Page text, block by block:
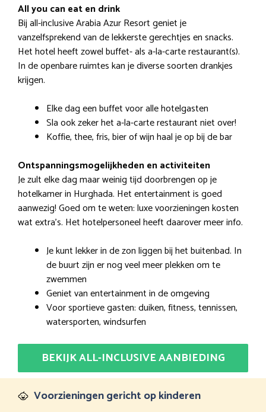
All you can eat en drink
Bij all-inclusive Arabia Azur Resort geniet je
vanzelfsprekend van de lekkerste gerechtjes en snacks.
Het hotel heeft zowel buffet- als a-la-carte restaurant(s).
In de openbare ruimtes kan je diverse soorten drankjes
krijgen.
Elke dag een buffet voor alle hotelgasten
Sla ook zeker het a-la-carte restaurant niet over!
Koffie, thee, fris, bier of wijn haal je op bij de bar
Ontspanningsmogelijkheden en activiteiten
Je zult elke dag maar weinig tijd doorbrengen op je
hotelkamer in Hurghada. Het entertainment is goed
aanwezig! Goed om te weten: luxe voorzieningen kosten
wat extra’s. Het hotelpersoneel heeft daarover meer info.
Je kunt lekker in de zon liggen bij het buitenbad. In
de buurt zijn er nog veel meer plekken om te
zwemmen
Geniet van entertainment in de omgeving
Voor sportieve gasten: duiken, fitness, tennissen,
watersporten, windsurfen
BEKIJK ALL-INCLUSIVE AANBIEDING
Voorzieningen gericht op kinderen